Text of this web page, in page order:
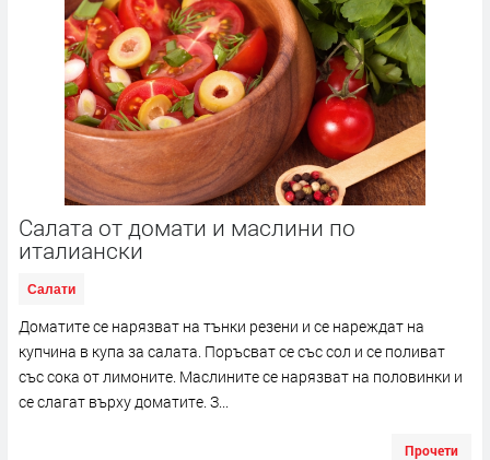
Салата от домати и маслини по
италиански
Салати
Доматите се нарязват на тънки резени и се нареждат на
купчина в купа за салата. Поръсват се със сол и се поливат
със сока от лимоните. Маслините се нарязват на половинки и
се слагат върху доматите. З...
Прочети